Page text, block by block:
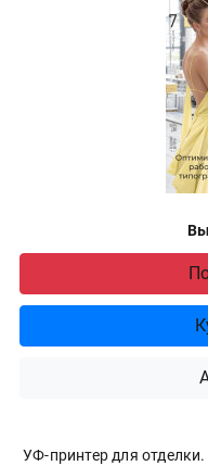
УФ-принтер для